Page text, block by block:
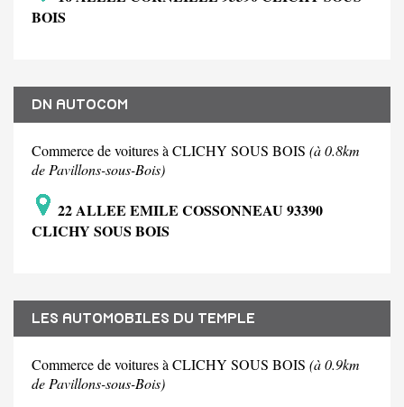
BOIS
DN AUTOCOM
Commerce de voitures à CLICHY SOUS BOIS (à 0.8km
de Pavillons-sous-Bois)
22 ALLEE EMILE COSSONNEAU 93390
CLICHY SOUS BOIS
LES AUTOMOBILES DU TEMPLE
Commerce de voitures à CLICHY SOUS BOIS (à 0.9km
de Pavillons-sous-Bois)